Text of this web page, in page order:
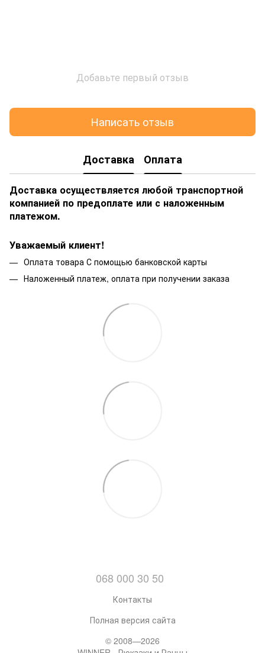
Добавьте первый отзыв
Написать отзыв
Доставка Оплата
Доставка осуществляется любой транспортной
компанией по предоплате или с наложенным
платежом.
Уважаемый клиент!
Оплата товара С помощью банковской карты
Наложенный платеж, оплата при получении заказа
068 000 30 50
Контакты
Полная версия сайта
© 2008—2026